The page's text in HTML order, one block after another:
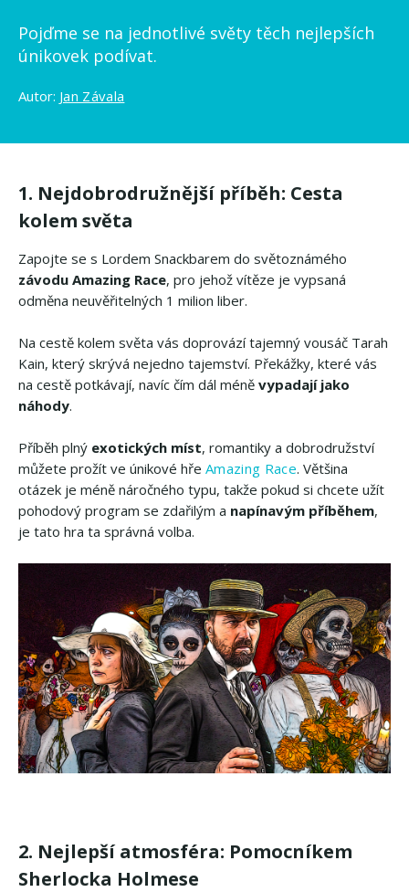
Pojďme se na jednotlivé světy těch nejlepších
únikovek podívat.
Autor: Jan Závala
1. Nejdobrodružnější příběh: Cesta
kolem světa
Zapojte se s Lordem Snackbarem do světoznámého
závodu Amazing Race, pro jehož vítěze je vypsaná
odměna neuvěřitelných 1 milion liber.
Na cestě kolem světa vás doprovází tajemný vousáč Tarah
Kain, který skrývá nejedno tajemství. Překážky, které vás
na cestě potkávají, navíc čím dál méně vypadají jako
náhody.
Příběh plný exotických míst, romantiky a dobrodružství
můžete prožít ve únikové hře Amazing Race. Většina
otázek je méně náročného typu, takže pokud si chcete užít
pohodový program se zdařilým a napínavým příběhem,
je tato hra ta správná volba.
2. Nejlepší atmosféra: Pomocníkem
Sherlocka Holmese